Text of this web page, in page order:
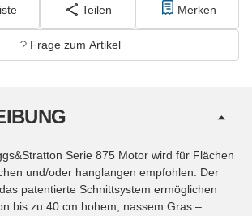
Teilen Merken
Frage zum Artikel
Serie 875 Motor wird für Flächen
und/oder hanglangen empfohlen. Der
patentierte Schnittsystem ermöglichen
bis zu 40 cm hohem, nassem Gras –